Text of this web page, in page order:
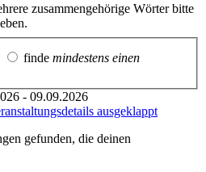
zusammengehörige Wörter bitte
finde mindestens einen
- 09.09.2026
ausgeklappt
gefunden, die deinen